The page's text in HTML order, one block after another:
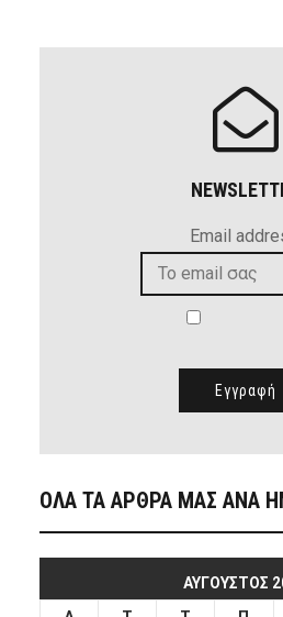
Email
ΟΛΑ ΤΑ ΑΡΘΡΑ ΜΑΣ ΑΝΑ
ΑΎΓΟΥΣΤΟΣ